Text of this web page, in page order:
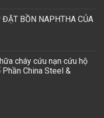
BỒN NAPHTHA CỦA
cháy cứu nạn cứu hộ
China Steel &